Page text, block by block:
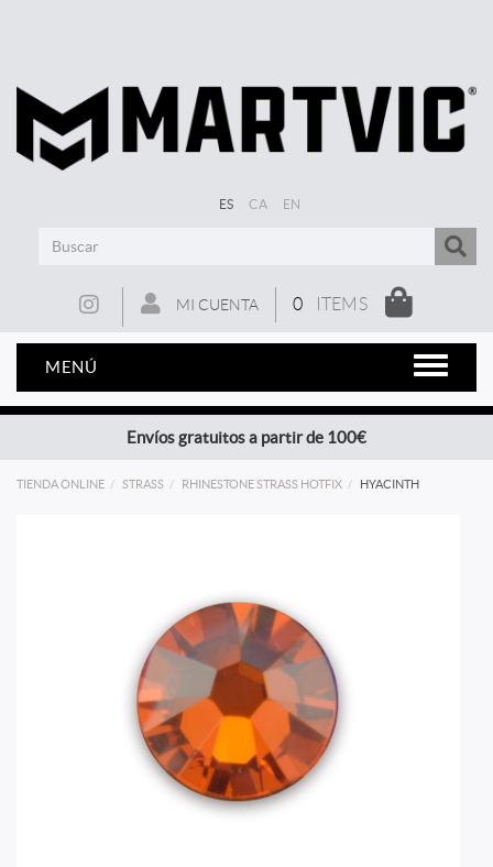
ES CA EN
0 ITEMS
MI CUENTA
MENÚ
Envíos gratuitos a partir de 100€
TIENDA ONLINE STRASS RHINESTONE STRASS HOTFIX HYACINTH